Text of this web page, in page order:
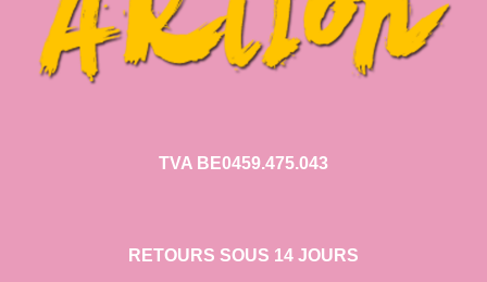
TVA BE0459.475.043
RETOURS SOUS 14 JOURS